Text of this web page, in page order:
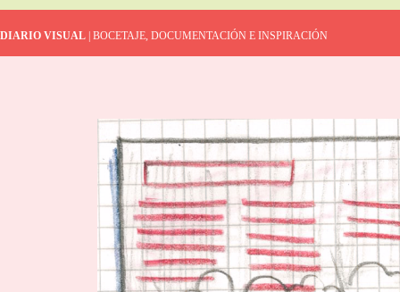
DIARIO VISUAL | BOCETAJE, DOCUMENTACIÓN E INSPIRACIÓN